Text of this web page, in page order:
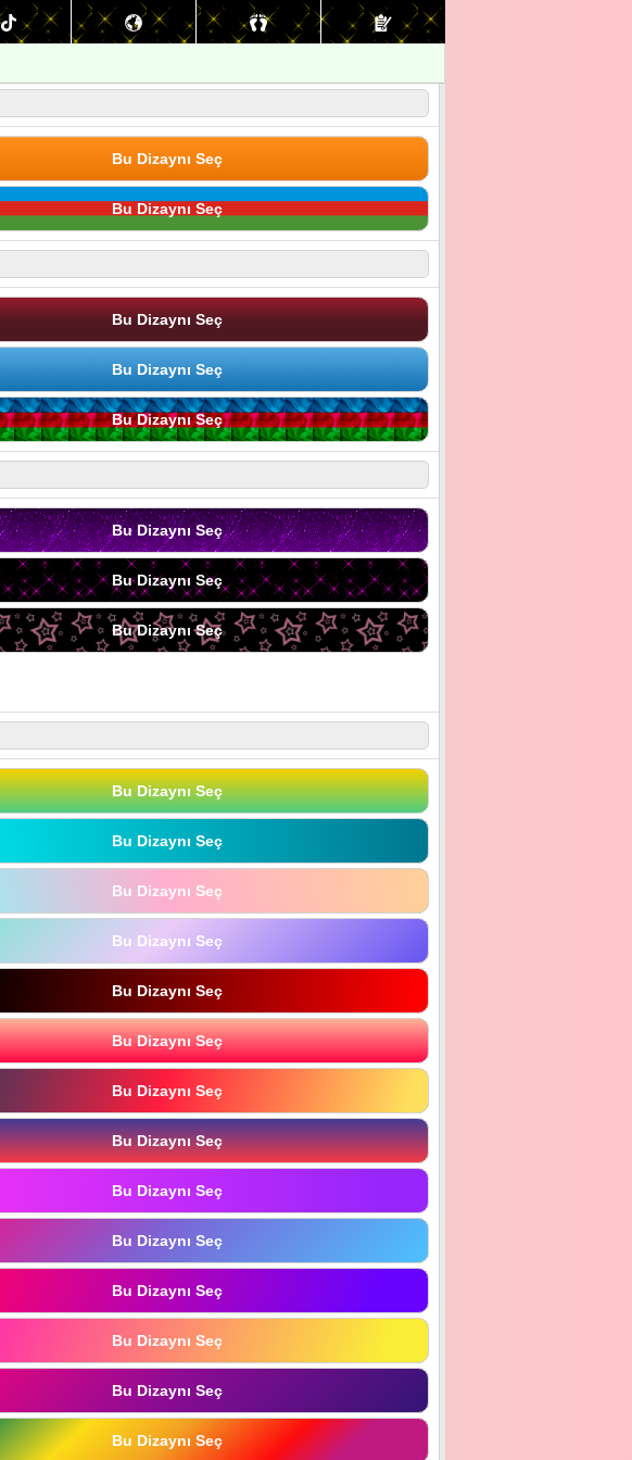
Bu Dizaynı Seç
Bu Dizaynı Seç
Bu Dizaynı Seç
Bu Dizaynı Seç
Bu Dizaynı Seç
Bu Dizaynı Seç
Bu Dizaynı Seç
Bu Dizaynı Seç
Bu Dizaynı Seç
Bu Dizaynı Seç
Bu Dizaynı Seç
Bu Dizaynı Seç
Bu Dizaynı Seç
Bu Dizaynı Seç
Bu Dizaynı Seç
Bu Dizaynı Seç
Bu Dizaynı Seç
Bu Dizaynı Seç
Bu Dizaynı Seç
Bu Dizaynı Seç
Bu Dizaynı Seç
Bu Dizaynı Seç